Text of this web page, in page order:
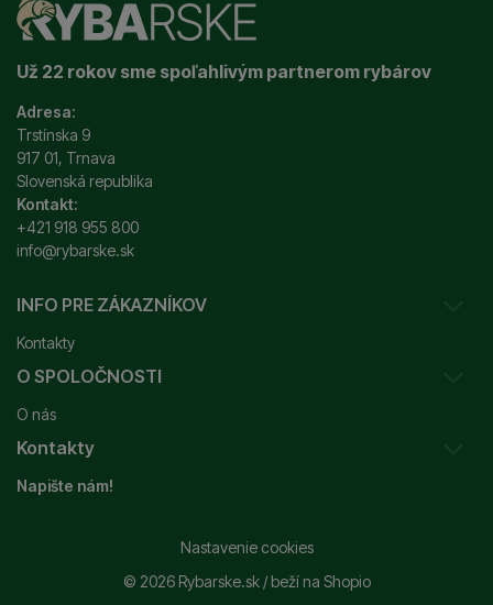
Už 22 rokov sme spoľahlivým partnerom rybárov
Adresa:
Trstínska 9
917 01, Trnava
Slovenská republika
Kontakt:
+421 918 955 800
info@rybarske.sk
INFO PRE ZÁKAZNÍKOV
Kontakty
Sledovanie vašej zásielky
Ako reklamovať / vrátiť tovar
Obchodné podmienky
Odstúpenie od zmluvy
Nákup, doprava, doručenie
O SPOLOČNOSTI
O nás
Prečo nakupovať u nás?
Garancia najnižšej ceny
Kontakty
Napište nám!
Rybarske.sk - PNEUMATO s.r.o.
Nastavenie cookies
© 2026 Rybarske.sk / beží na Shopio